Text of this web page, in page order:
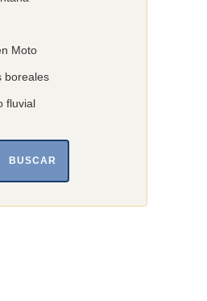
Moto
boreales
fluvial
BUSCAR